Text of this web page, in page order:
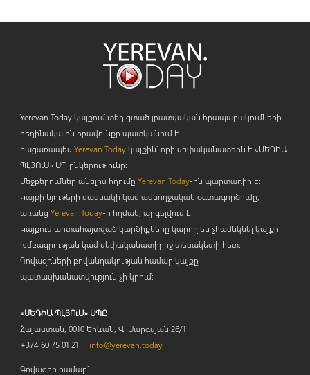
Yerevan.Today կայքում տեղ գտած լրատվական հրապարակումների
հեղինակային իրավունքը պատկանում է
բացառապես Yerevan.Todayկայքին` որի սեփականատերն է «ՄԵԴԻԱ
ՊԼՅՈւՍ» ՍՊ ընկերությունը։
Մեջբերումներ անելիս հղումը Yerevan.Today-ին պարտադիր է:
Կայքի նյութերի մասնակի կամ ամբողջական օգտագործումը,
առանց Yerevan.Today-ի հղման, արգելվում է:
Կայքում արտահայտված կարծիքները կարող են չհամնկնել կայքի
խմբագրության կամ սեփականատիրոջ տեսակետի հետ:
Գովազդների բովանդակության համար կայքը
պատասխանատվություն չի կրում:
«ՄԵԴԻԱ ՊԼՅՈւՍ» ՍՊԸ
Հայաստան, 0010 Երևան, Վ. Սարգսյան 26/1
+374 60 75 01 21 | info@yerevan.today
Գովազդի համար`